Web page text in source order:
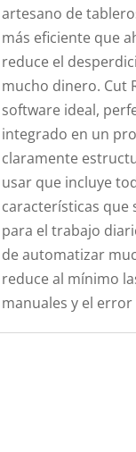
artesano de
más eficiente que
reduce el
mucho dinero. Cut
software ideal,
integrado en un
claramente
usar que incluye
características
para el trabajo
de automatizar
reduce al mínimo
manuales y el